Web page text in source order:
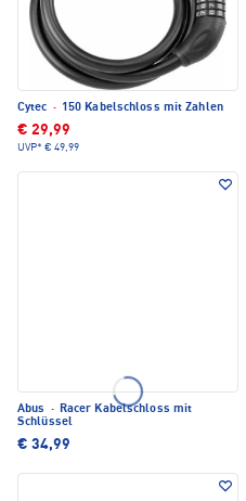
Cytec · 150 Kabelschloss mit Zahlen
€ 29,99
UVP* € 49,99
Abus · Racer Kabelschloss mit
Schlüssel
€ 34,99